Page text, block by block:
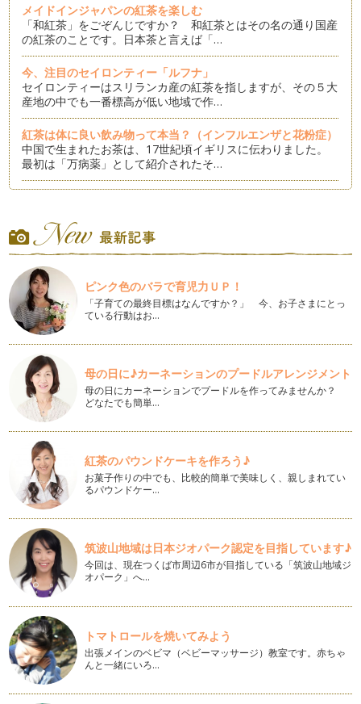
メイドインジャパンの紅茶を楽しむ
「和紅茶」をごぞんじですか？ 和紅茶とはその名の通り国産
の紅茶のことです。日本茶と言えば「…
今、注目のセイロンティー「ルフナ」
セイロンティーはスリランカ産の紅茶を指しますが、その５大
産地の中でも一番標高が低い地域で作…
紅茶は体に良い飲み物って本当？（インフルエンザと花粉症）
中国で生まれたお茶は、17世紀頃イギリスに伝わりました。
最初は「万病薬」として紹介されたそ…
ムを書いていますが、今月はおすすめ…
メイソンジャーは「アイスティー」でも大活躍です
カフェからブームになった「メイソンジャー」。ジャーサラダ
を作ったりと家庭で活用しているママ…
アールグレイの紅茶が「もっと」好きになる話
香り付けした紅茶を「フレーバー（ド）ティー」と呼びます
が、その中でも「アールグレイ」はとて…
チョコレートと楽しむ紅茶「ケニア」
お正月が過ぎると、本格的なチョコレートの季節です。全国で
展開されるチョコレートのイベント「…
クリスマス＆ウィンターシーズンにおすすめのアレンジティー
輝くママとして紅茶の記事を連載して３年目、ついに輝くママ
のゴールドになりました。 …
子連れ旅行で紅茶時間（香港編）
長い夏休みの間、ご家族で旅行をされた方も多いのではないで
しょうか？ 子連れの旅行は、お子さ…
ティータイムを上手に取り入れて、もっと輝くママに・・・
育児中にティールームなどでゆっくりお茶するのは難しいかも
しれません。でも、そんな時間が全く…
紫外線からお肌を守る「シトラスたっぷりのアレンジティー」
春夏は紫外線量が多い季節ですが、公園やお買い物、園の送り
迎えなど、日常の外出は避けられませ…
旬の春摘みダージリンの楽しみ方
ピンク色のバラで育児力ＵＰ！
「子育ての最終目標はなんですか？」 今、お子さまにとっ
ている行動はお…
母の日に♪カーネーションのプードルアレンジメント
母の日にカーネーションでプードルを作ってみませんか？
どなたでも簡単…
紅茶のパウンドケーキを作ろう♪
お菓子作りの中でも、比較的簡単で美味しく、親しまれてい
るパウンドケー…
筑波山地域は日本ジオパーク認定を目指しています♪
今回は、現在つくば市周辺6市が目指している「筑波山地域ジ
オパーク」へ…
トマトロールを焼いてみよう
出張メインのベビマ（ベビーマッサージ）教室です。赤ちゃ
んと一緒にいろ…